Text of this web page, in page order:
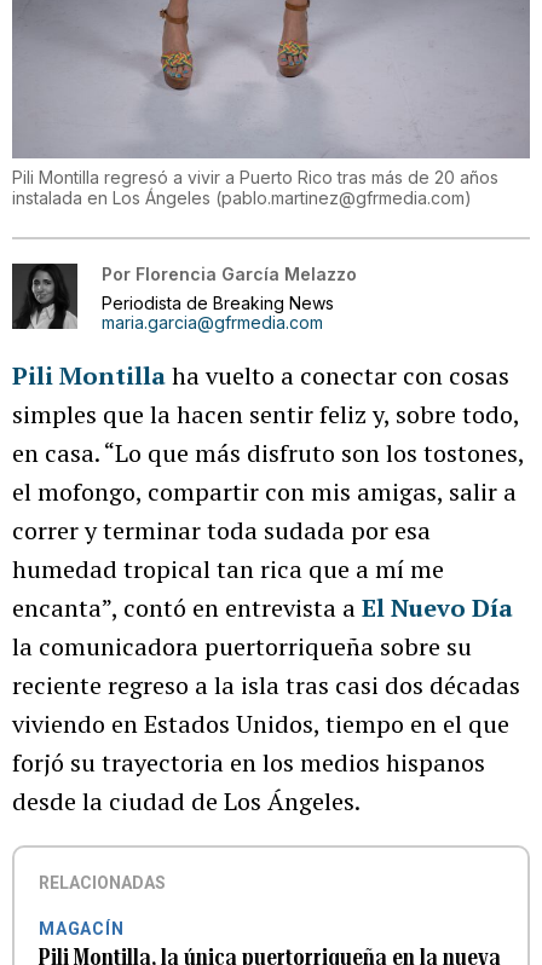
Pili Montilla regresó a vivir a Puerto Rico tras más de 20 años
instalada en Los Ángeles (pablo.martinez@gfrmedia.com)
Por Florencia García Melazzo
Periodista de Breaking News
maria.garcia@gfrmedia.com
Pili Montillaha vuelto a conectar con cosas
simples que la hacen sentir feliz y, sobre todo,
en casa. “Lo que más disfruto son los tostones,
el mofongo, compartir con mis amigas, salir a
correr y terminar toda sudada por esa
humedad tropical tan rica que a mí me
encanta”, contó en entrevista aEl Nuevo Día
la comunicadora puertorriqueña sobre su
reciente regreso a la isla tras casi dos décadas
viviendo en Estados Unidos, tiempo en el que
forjó su trayectoria en los medios hispanos
desde la ciudad de Los Ángeles.
RELACIONADAS
MAGACÍN
Pili Montilla, la única puertorriqueña en la nueva